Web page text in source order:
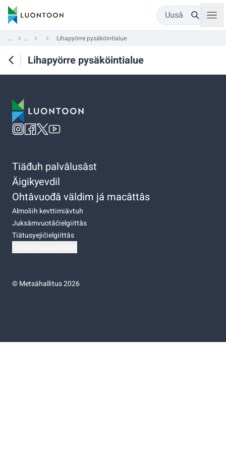
Uusâ
... ... Lihapyörre pysäköintialue
Lihapyörre pysäköintialue
Tiäđuh palvâlusâst
Äigikyevdil
Ohtâvuođâ väldim já macâttâs
Almoliih kevttimiävtuh
Juksâmvuotâčielgiittâs
Tiätusyejičielgiittâs
©Metsähallitus 2026